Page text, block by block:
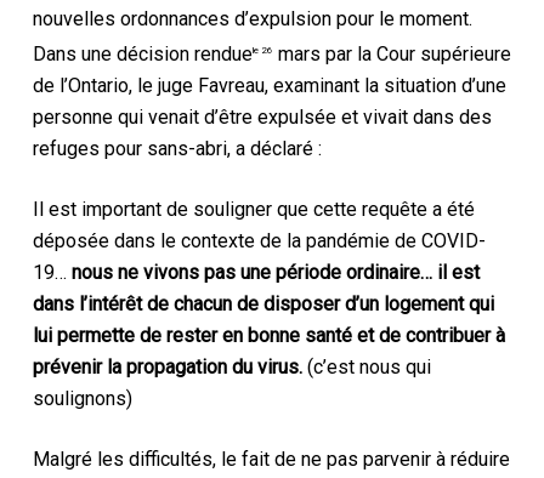
nouvelles ordonnances d’expulsion pour le moment.
Dans une décision renduele 26 mars par la Cour supérieure
de l’Ontario, le juge Favreau, examinant la situation d’une
personne qui venait d’être expulsée et vivait dans des
refuges pour sans-abri, a déclaré :
Il est important de souligner que cette requête a été
déposée dans le contexte de la pandémie de COVID-
19… nous ne vivons pas une période ordinaire… il est
dans l’intérêt de chacun de disposer d’un logement qui
lui permette de rester en bonne santé et de contribuer à
prévenir la propagation du virus.(c’est nous qui
soulignons)
Malgré les difficultés, le fait de ne pas parvenir à réduire